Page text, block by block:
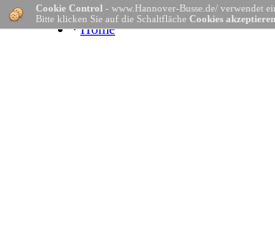
· Home
Cookie Control - www.Hannover-Busse.de/ verwendet
Bitte klicken Sie auf die Schaltfläche Cookies akzeptieren